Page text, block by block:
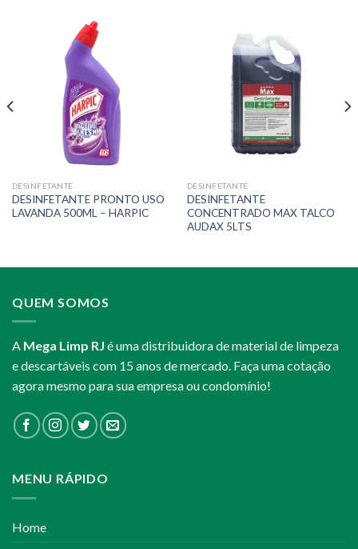
DESINFETANTE
DESINFETANTE PRONTO USO
LAVANDA 500ML – HARPIC
DESINFETANTE
DESINFETANTE
CONCENTRADO MAX TALCO
AUDAX 5LTS
QUEM SOMOS
A Mega Limp RJ é uma distribuidora de material de limpeza
e descartáveis com 15 anos de mercado. Faça uma cotação
agora mesmo para sua empresa ou condomínio!
MENU RÁPIDO
Home